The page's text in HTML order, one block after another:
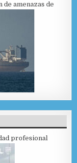
amenazas de
profesional